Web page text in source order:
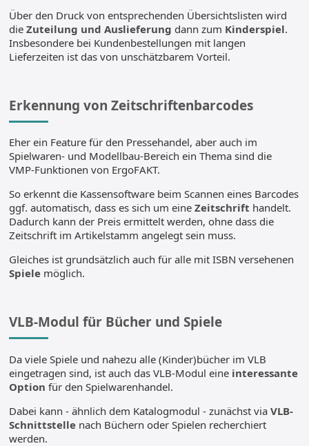
Über den Druck von entsprechenden Übersichtslisten wird
dieZuteilung und Auslieferung dann zum Kinderspiel.
Insbesondere bei Kundenbestellungen mit langen
Lieferzeiten ist das von unschätzbarem Vorteil.
Erkennung von Zeitschriftenbarcodes
Eher ein Feature für den Pressehandel, aber auch im
Spielwaren- und Modellbau-Bereich ein Thema sind die
VMP-Funktionen von ErgoFAKT.
So erkennt die Kassensoftware beim Scannen eines Barcodes
ggf. automatisch, dass es sich um eineZeitschrift handelt.
Dadurch kann der Preis ermittelt werden, ohne dass die
Zeitschrift im Artikelstamm angelegt sein muss.
Gleiches ist grundsätzlich auch für alle mit ISBN versehenen
Spiele möglich.
VLB-Modul für Bücher und Spiele
Da viele Spiele und nahezu alle (Kinder)bücher im VLB
eingetragen sind, ist auch das VLB-Modul eine interessante
Option für den Spielwarenhandel.
Dabei kann - ähnlich dem Katalogmodul - zunächst viaVLB-
Schnittstelle nach Büchern oder Spielen recherchiert
werden.